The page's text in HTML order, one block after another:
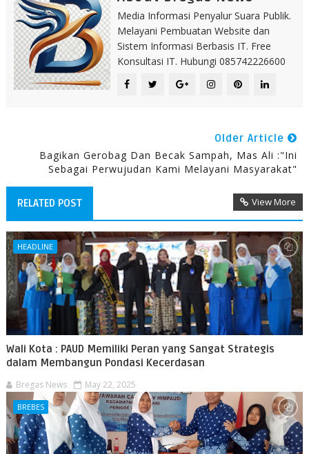
Media Informasi Penyalur Suara Publik.
Melayani Pembuatan Website dan
Sistem Informasi Berbasis IT. Free
Konsultasi IT. Hubungi 085742226600
Older Article
Bagikan Gerobag Dan Becak Sampah, Mas Ali :"ini
Sebagai Perwujudan Kami Melayani Masyarakat"
RELATED POST View More
HEADLINE
Wali Kota : PAUD Memiliki Peran yang Sangat Strategis
dalam Membangun Pondasi Kecerdasan
Bregas News May 22, 2025
BREBES